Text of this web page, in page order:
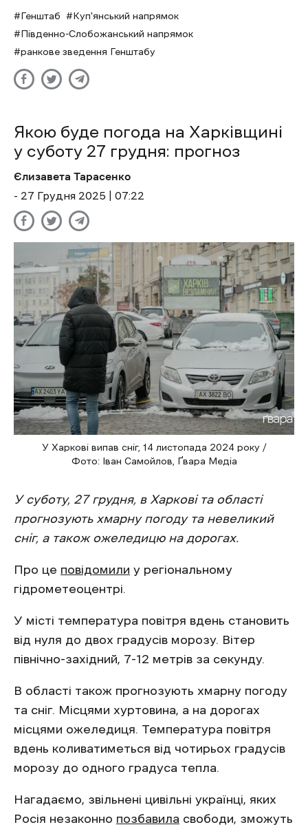
Генштаб
Куп'янський напрямок
Південно-Слобожанський напрямок
ранкове зведення Генштабу
Якою буде погода на Харківщині
у суботу 27 грудня: прогноз
Єлизавета Тарасенко
- 27 Грудня 2025 | 07:22
У Харкові випав сніг, 14 листопада 2024 року /
Фото: Іван Самойлов, Ґвара Медіа
У суботу, 27 грудня, в Харкові та області
прогнозують хмарну погоду та невеликий
сніг, а також ожеледицю на дорогах.
Про це повідомили у регіональному
гідрометеоцентрі.
У місті температура повітря вдень становить
від нуля до двох градусів морозу. Вітер
північно-західний, 7-12 метрів за секунду.
В області також прогнозують хмарну погоду
та сніг. Місцями хуртовина, а на дорогах
місцями ожеледиця. Температура повітря
вдень коливатиметься від чотирьох градусів
морозу до одного градуса тепла.
Нагадаємо, звільнені цивільні українці, яких
Росія незаконно позбавила свободи, зможуть